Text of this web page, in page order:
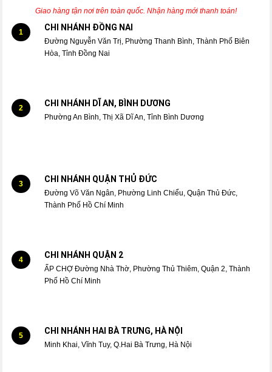
Giao hàng tận nơi trên toàn quốc. Nhận hàng mới thanh toán!
1 CHI NHÁNH ĐỒNG NAI
Đường Nguyễn Văn Trị, Phường Thanh Bình, Thành Phố Biên
Hòa, Tỉnh Đồng Nai
2 CHI NHÁNH DĨ AN, BÌNH DƯƠNG
Phường An Bình, Thị Xã Dĩ An, Tỉnh Bình Dương
3 CHI NHÁNH QUẬN THỦ ĐỨC
Đường Võ Văn Ngân, Phường Linh Chiểu, Quận Thủ Đức,
Thành Phố Hồ Chí Minh
4 CHI NHÁNH QUẬN 2
ẤP CHỢ Đường Nhà Thờ, Phường Thủ Thiêm, Quận 2, Thành
Phố Hồ Chí Minh
5 CHI NHÁNH HAI BÀ TRƯNG, HÀ NỘI
Minh Khai, Vĩnh Tuy, Q.Hai Bà Trưng, Hà Nội